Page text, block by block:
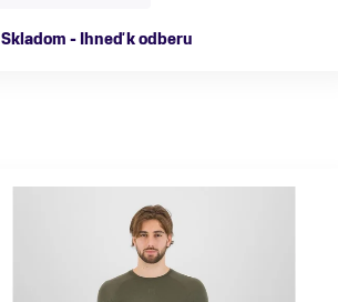
Skladom - Ihneď k odberu